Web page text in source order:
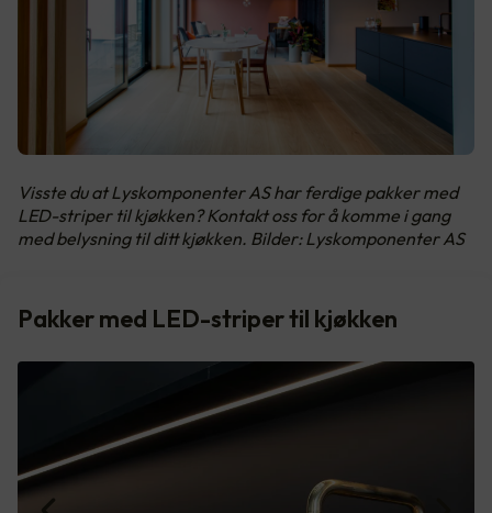
Visste du at Lyskomponenter AS har ferdige pakker med
LED-striper til kjøkken? Kontakt oss for å komme i gang
med belysning til ditt kjøkken. Bilder: Lyskomponenter AS
Pakker med LED-striper til kjøkken